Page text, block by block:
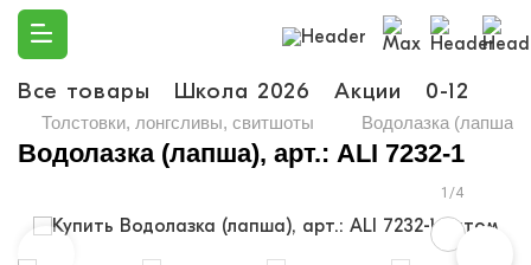
Все товары Школа 2026 Акции 0-12
Толстовки, лонгсливы, свитшоты Водолазка (лапша),
Водолазка (лапша), арт.: ALI 7232-1
1/4